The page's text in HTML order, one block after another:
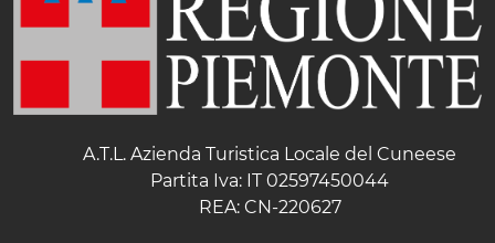
A.T.L. Azienda Turistica Locale del Cuneese
Partita Iva: IT 02597450044
REA: CN-220627